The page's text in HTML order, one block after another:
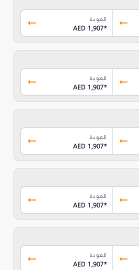
العودة
AED 1,907*
العودة
AED 1,907*
العودة
AED 1,907*
العودة
AED 1,907*
العودة
AED 1,907*